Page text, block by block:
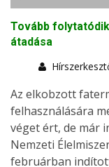
Tovább
átadása
Az elkobzott
felhasználására
véget ért, de már
Nemzeti
februárban